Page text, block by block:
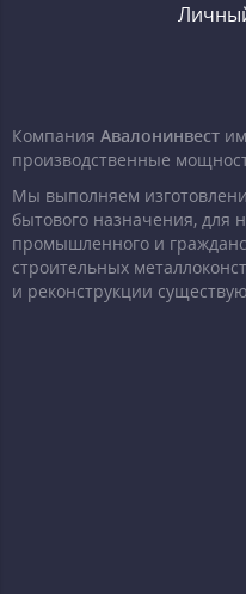
Компания Авалонинвест
производственные
Мы выполняем
бытового назначения, для
промышленного и
строительных
и реконструкции